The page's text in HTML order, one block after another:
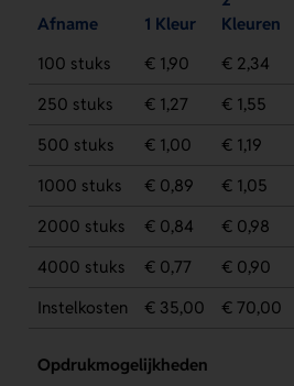
Afname 1 Kleur
Kleuren
100 stuks
€ 1,90 € 2,34
250 stuks
€ 1,27 € 1,55
500 stuks
€ 1,00 € 1,19
1000 stuks
€ 0,89 € 1,05
2000 stuks
€ 0,84 € 0,98
4000 stuks
€ 0,77 € 0,90
Instelkosten
€ 35,00 € 70,00
Opdrukmogelijkheden